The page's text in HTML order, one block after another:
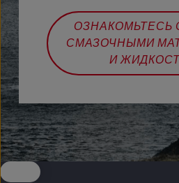
СМАЗОЧНЫМИ
И